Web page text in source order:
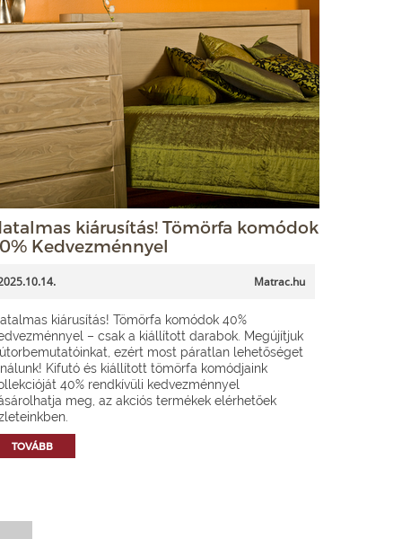
kiárusítás! Tömörfa komódok
Kedvezménnyel
Matrac.hu
kiárusítás! Tömörfa komódok 40%
– csak a kiállított darabok. Megújítjuk
ezért most páratlan lehetőséget
Kifutó és kiállított tömörfa komódjaink
40% rendkívüli kedvezménnyel
meg, az akciós termékek elérhetőek
TOVÁBB